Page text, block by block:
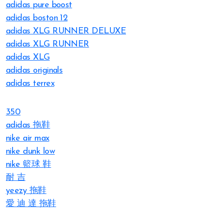
adidas pure boost
adidas boston 12
adidas XLG RUNNER DELUXE
adidas XLG RUNNER
adidas XLG
adidas originals
adidas terrex
350
adidas 拖鞋
nike air max
nike dunk low
nike 籃球 鞋
耐 吉
yeezy 拖鞋
愛 迪 達 拖鞋